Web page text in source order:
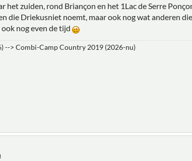
het zuiden, rond Briançon en het 1Lac de Serre
die Driekusniet noemt, maar ook nog wat anderen
nog even de tijd
--> Combi-Camp Country 2019 (2026-nu)